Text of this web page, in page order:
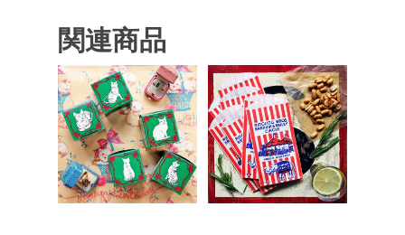
関連商品
¥275 ¥440